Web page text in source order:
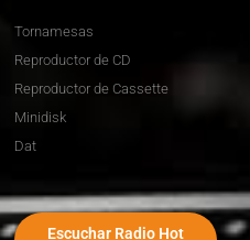
Tornamesas
Reproductor de CD
Reproductor de Cassette
Minidisk
Dat
Escuchar Radio Hot